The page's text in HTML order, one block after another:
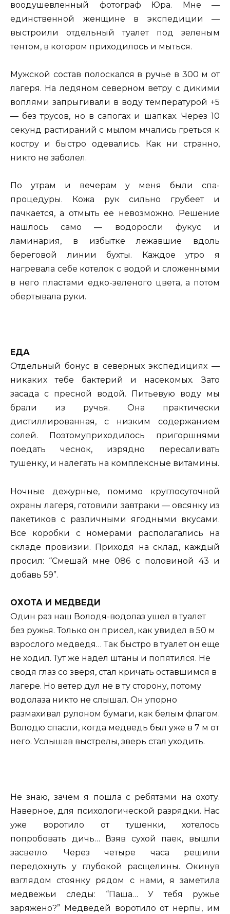
воодушевленный фотограф Юра. Мне —
единственной женщине в экспедиции —
выстроили отдельный туалет под зеленым
тентом, в котором приходилось и мыться.
Мужской состав полоскался в ручье в 300 м от
лагеря. На ледяном северном ветру с дикими
воплями запрыгивали в воду температурой +5
— без трусов, но в сапогах и шапках. Через 10
секунд растираний с мылом мчались греться к
костру и быстро одевались. Как ни странно,
никто не заболел.
По утрам и вечерам у меня были спа-
процедуры. Кожа рук сильно грубеет и
пачкается, а отмыть ее невозможно. Решение
нашлось само — водоросли фукус и
ламинария, в избытке лежавшие вдоль
береговой линии бухты. Каждое утро я
нагревала себе котелок с водой и сложенными
в него пластами едко-зеленого цвета, а потом
обертывала руки.
ЕДА
Отдельный бонус в северных экспедициях —
никаких тебе бактерий и насекомых. Зато
засада с пресной водой. Питьевую воду мы
брали из ручья. Она практически
дистиллированная, с низким содержанием
солей. Поэтомуприходилось пригоршнями
поедать чеснок, изрядно пересаливать
тушенку, и налегать на комплексные витамины.
Ночные дежурные, помимо круглосуточной
охраны лагеря, готовили завтраки — овсянку из
пакетиков с различными ягодными вкусами.
Все коробки с номерами располагались на
складе провизии. Приходя на склад, каждый
просил: “Смешай мне 086 с половиной 43 и
добавь 59”.
ОХОТА И МЕДВЕДИ
Один раз наш Володя-водолаз ушел в туалет
без ружья. Только он присел, как увидел в 50 м
взрослого медведя… Так быстро в туалет он еще
не ходил. Тут же надел штаны и попятился. Не
сводя глаз со зверя, стал кричать оставшимся в
лагере. Но ветер дул не в ту сторону, потому
водолаза никто не слышал. Он упорно
размахивал рулоном бумаги, как белым флагом.
Володю спасли, когда медведь был уже в 7 м от
него. Услышав выстрелы, зверь стал уходить.
Не знаю, зачем я пошла с ребятами на охоту.
Наверное, для психологической разрядки. Нас
уже воротило от тушенки, хотелось
попробовать дичь… Взяв сухой паек, вышли
засветло. Через четыре часа решили
передохнуть у глубокой расщелины. Окинув
взглядом стоянку рядом с нами, я заметила
медвежьи следы: “Паша… У тебя ружье
заряжено?” Медведей воротило от нерпы, им